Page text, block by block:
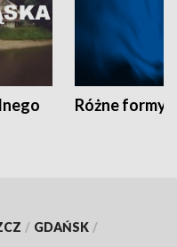
Różne formy
/ GDAŃSK /